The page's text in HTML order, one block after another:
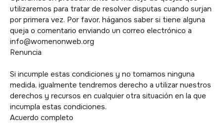
utilizaremos para tratar de resolver disputas cuando surjan
por primera vez. Por favor, háganos saber si tiene alguna
queja o comentario enviando un correo electrónico a
info@womenonweb.org
Renuncia
Si incumple estas condiciones y no tomamos ninguna
medida, igualmente tendremos derecho a utilizar nuestros
derechos y recursos en cualquier otra situación en la que
incumpla estas condiciones.
Acuerdo completo